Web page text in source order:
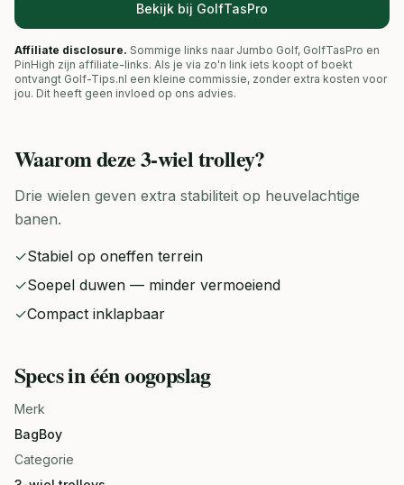
Bekijk bij GolfTasPro
Affiliate disclosure. Sommige links naar Jumbo Golf, GolfTasPro en
PinHigh zijn affiliate-links. Als je via zo'n link iets koopt of boekt
ontvangt Golf-Tips.nl een kleine commissie, zonder extra kosten voor
jou. Dit heeft geen invloed op ons advies.
Waarom deze3-wiel trolley?
Drie wielen geven extra stabiliteit op heuvelachtige
banen.
✓Stabiel op oneffen terrein
✓Soepel duwen — minder vermoeiend
✓Compact inklapbaar
Specs in één oogopslag
Merk
BagBoy
Categorie